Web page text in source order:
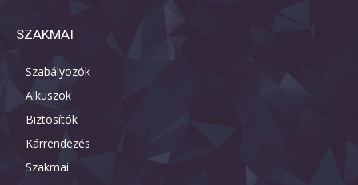
SZAKMAI
Szabályozók
Alkuszok
Biztosítók
Kárrendezés
Szakmai